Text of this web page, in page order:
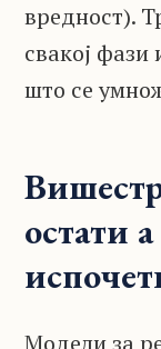
вредност).
свакој фази
што се
остати